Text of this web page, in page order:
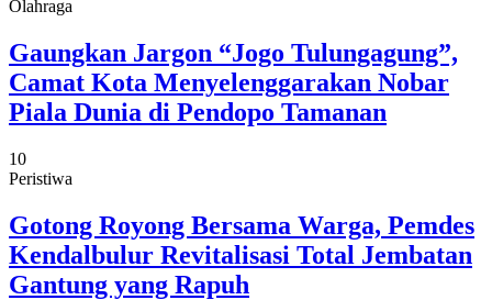
Olahraga
Gaungkan Jargon “Jogo Tulungagung”,
Camat Kota Menyelenggarakan Nobar
Piala Dunia di Pendopo Tamanan
10
Peristiwa
Gotong Royong Bersama Warga, Pemdes
Kendalbulur Revitalisasi Total Jembatan
Gantung yang Rapuh